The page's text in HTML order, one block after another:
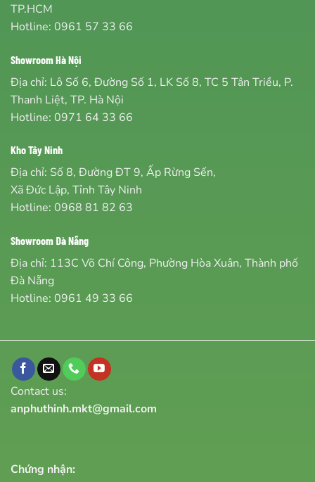
TP.HCM
Hotline: 0961 57 33 66
Showroom Hà Nội
Địa chỉ: Lô Số 6, Đường Số 1, LK Số 8, TC 5 Tân Triều, P.
Thanh Liệt, TP. Hà Nội
Hotline: 0971 64 33 66
Kho Tây Ninh
Địa chỉ: Số 8, Đường ĐT 9, Ấp Rừng Sến,
Xã Đức Lập, Tỉnh Tây Ninh
Hotline: 0968 81 82 63
Showroom Đà Nẵng
Địa chỉ: 113C Võ Chí Công, Phường Hòa Xuân, Thành phố
Đà Nẵng
Hotline: 0961 49 33 66
Contact us:
anphuthinh.mkt@gmail.com
Chứng nhận: